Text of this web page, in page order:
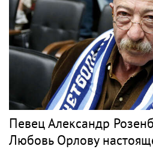
Певец Александр
Любовь Орлову